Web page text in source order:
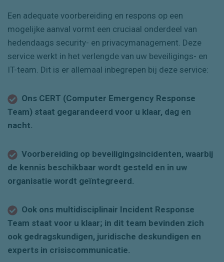
Een adequate voorbereiding en respons op een
mogelijke aanval vormt een cruciaal onderdeel van
hedendaags security- en privacymanagement. Deze
service werkt in het verlengde van uw beveiligings- en
IT-team. Dit is er allemaal inbegrepen bij deze service:
Ons CERT (Computer Emergency Response
Team) staat gegarandeerd voor u klaar, dag en
nacht.
Voorbereiding op beveiligingsincidenten, waarbij
de kennis beschikbaar wordt gesteld en in uw
organisatie wordt geïntegreerd.
Ook ons multidisciplinair Incident Response
Team staat voor u klaar; in dit team bevinden zich
ook gedragskundigen, juridische deskundigen en
experts in crisiscommunicatie.